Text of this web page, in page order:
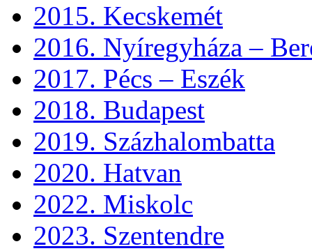
2015. Kecskemét
2016. Nyíregyháza –
2017. Pécs – Eszék
2018. Budapest
2019. Százhalombatta
2020. Hatvan
2022. Miskolc
2023. Szentendre